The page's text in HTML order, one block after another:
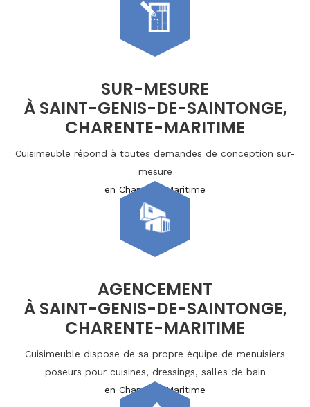
SUR-MESURE
À SAINT-GENIS-DE-SAINTONGE,
CHARENTE-MARITIME
Cuisimeuble répond à toutes demandes de conception sur-
mesure
en Charente-Maritime
AGENCEMENT
À SAINT-GENIS-DE-SAINTONGE,
CHARENTE-MARITIME
Cuisimeuble dispose de sa propre équipe de menuisiers
poseurs pour cuisines, dressings, salles de bain
en Charente-Maritime